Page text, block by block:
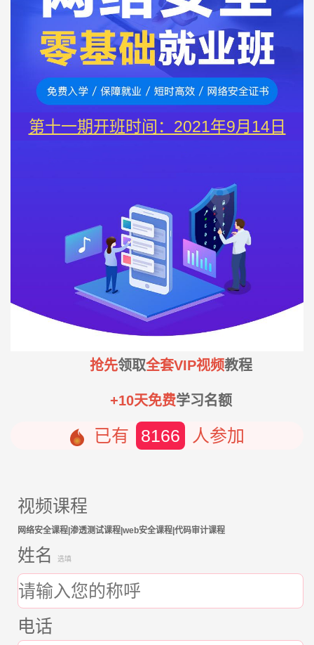
第十一期开班时间：2021年9月14日
抢先领取全套VIP视频教程
+10天免费学习名额
已有 8166 人参加
视频课程
网络安全课程|渗透测试课程|web安全课程|代码审计课程
姓名 选填
电话